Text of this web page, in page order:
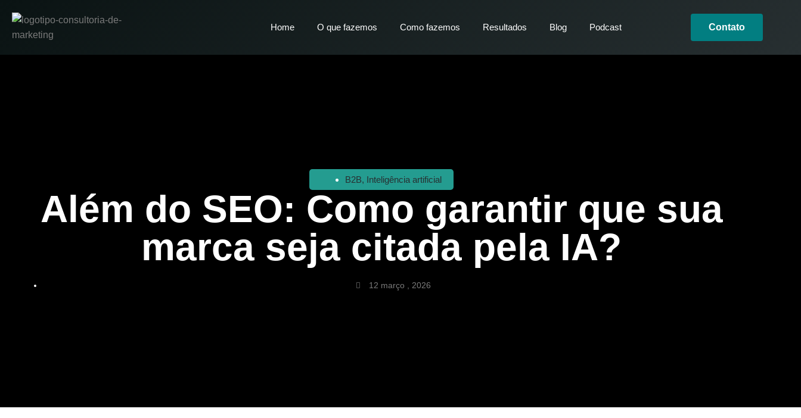
Home O que fazemos Como fazemos Resultados Blog Podcast Contato
B2B, Inteligência artificial
Além do SEO: Como garantir que sua
marca seja citada pela IA?
12 março , 2026